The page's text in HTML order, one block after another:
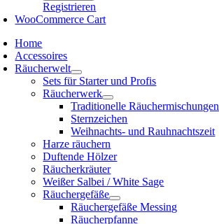
Registrieren
WooCommerce Cart
Home
Accessoires
Räucherwelt
Sets für Starter und Profis
Räucherwerk
Traditionelle Räuchermischungen
Sternzeichen
Weihnachts- und Rauhnachtszeit
Harze räuchern
Duftende Hölzer
Räucherkräuter
Weißer Salbei / White Sage
Räuchergefäße
Räuchergefäße Messing
Räucherpfanne